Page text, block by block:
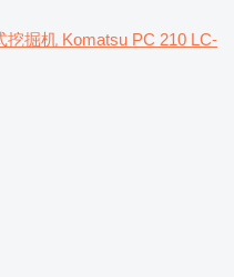
挖掘机 Komatsu PC 210 LC-